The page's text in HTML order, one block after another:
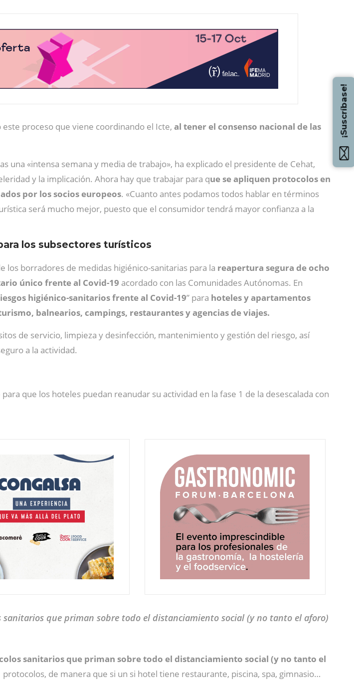
proceso que viene coordinando el Icte, al tener el consenso nacional de las
una «intensa semana y media de trabajo», ha explicado el presidente de Cehat,
y la implicación. Ahora hay que trabajar para que se apliquen protocolos en
por los socios europeos. «Cuanto antes podamos todos hablar en términos
será mucho mejor, puesto que el consumidor tendrá mayor confianza a la
los subsectores turísticos
los borradores de medidas higiénico-sanitarias para la reapertura segura de ocho
único frente al Covid-19 acordado con las Comunidades Autónomas. En
higiénico-sanitarios frente al Covid-19” para hoteles y apartamentos
balnearios, campings, restaurantes y agencias de viajes.
de servicio, limpieza y desinfección, mantenimiento y gestión del riesgo, así
a la actividad.
para que los hoteles puedan reanudar su actividad en la fase 1 de la desescalada con
que priman sobre todo el distanciamiento social (y no tanto el aforo)
sanitarios que priman sobre todo el distanciamiento social (y no tanto el
de manera que si un si hotel tiene restaurante, piscina, spa, gimnasio…
¡Suscríbase!